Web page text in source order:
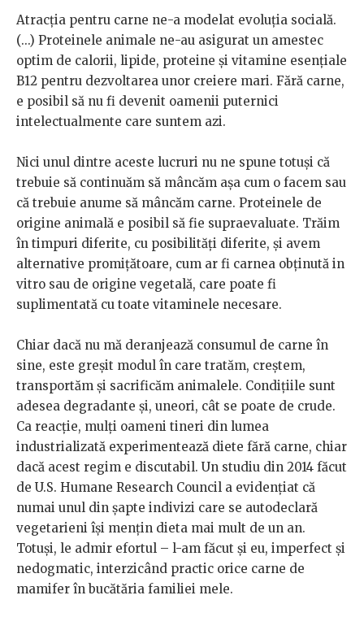
Atracția pentru carne ne-a modelat evoluția socială.
(...) Proteinele animale ne-au asigurat un amestec
optim de calorii, lipide, proteine și vitamine esențiale
B12 pentru dezvoltarea unor creiere mari. Fără carne,
e posibil să nu fi devenit oamenii puternici
intelectualmente care suntem azi.
Nici unul dintre aceste lucruri nu ne spune totuși că
trebuie să continuăm să mâncăm așa cum o facem sau
că trebuie anume să mâncăm carne. Proteinele de
origine animală e posibil să fie supraevaluate. Trăim
în timpuri diferite, cu posibilități diferite, și avem
alternative promițătoare, cum ar fi carnea obținută in
vitro sau de origine vegetală, care poate fi
suplimentată cu toate vitaminele necesare.
Chiar dacă nu mă deranjează consumul de carne în
sine, este greșit modul în care tratăm, creștem,
transportăm și sacrificăm animalele. Condițiile sunt
adesea degradante și, uneori, cât se poate de crude.
Ca reacție, mulți oameni tineri din lumea
industrializată experimentează diete fără carne, chiar
dacă acest regim e discutabil. Un studiu din 2014 făcut
de U.S. Humane Research Council a evidențiat că
numai unul din șapte indivizi care se autodeclară
vegetarieni își mențin dieta mai mult de un an.
Totuși, le admir efortul – l-am făcut și eu, imperfect și
nedogmatic, interzicând practic orice carne de
mamifer în bucătăria familiei mele.